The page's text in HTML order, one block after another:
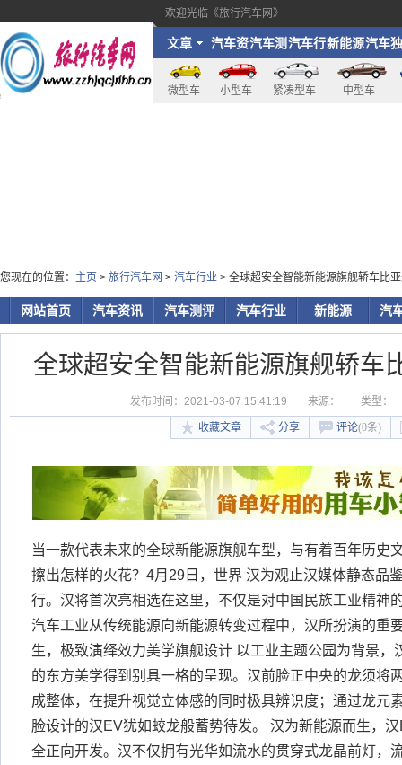
欢迎光临《旅行汽车网》
文章 汽车资
讯
汽车测
评
汽车行
业
新能源汽车独
家
微型车 小型车 紧凑型车 中型车
您现在的位置： 主页 > 旅行汽车网 > 汽车行业 > 全球超安全智能新能源旗舰轿车比
网站首页 汽车资讯 汽车测评 汽车行业 新能源 汽
全球超安全智能新能源旗舰轿车
发布时间：2021-03-07 15:41:19 来源： 类型：
收藏文章 分享 评论(0条)
当一款代表未来的全球新能源旗舰车型，与有着百年历史
擦出怎样的火花？4月29日，世界 汉为观止汉媒体静态品
行。汉将首次亮相选在这里，不仅是对中国民族工业精神
汽车工业从传统能源向新能源转变过程中，汉所扮演的重
生，极致演绎效力美学旗舰设计 以工业主题公园为背景，
的东方美学得到别具一格的呈现。汉前脸正中央的龙须将
成整体，在提升视觉立体感的同时极具辨识度；通过龙元
脸设计的汉EV犹如蛟龙般蓄势待发。 汉为新能源而生，
全正向开发。汉不仅拥有光华如流水的贯穿式龙晶前灯，